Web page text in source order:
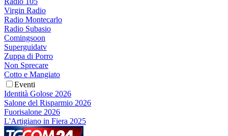
Virgin Radio
Radio Montecarlo
Radio Subasio
Comingsoon
Superguidatv
Zuppa di Porro
Non Sprecare
Cotto e Mangiato
Eventi
Identità Golose 2026
Salone del Risparmio 2026
Fuorisalone 2026
L'Artigiano in Fiera 2025